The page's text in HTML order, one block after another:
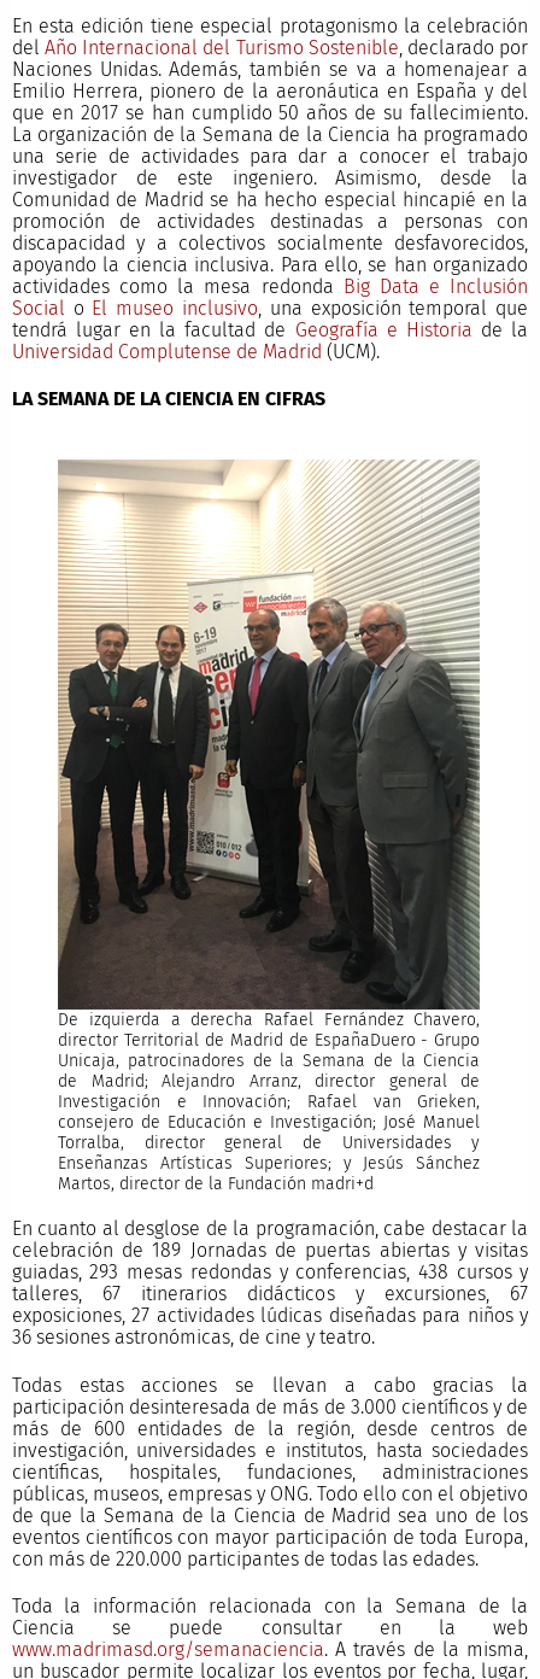
En esta edición tiene especial protagonismo la celebración
del Año Internacional del Turismo Sostenible, declarado por
Naciones Unidas. Además, también se va a homenajear a
Emilio Herrera, pionero de la aeronáutica en España y del
que en 2017 se han cumplido 50 años de su fallecimiento.
La organización de la Semana de la Ciencia ha programado
una serie de actividades para dar a conocer el trabajo
investigador de este ingeniero. Asimismo, desde la
Comunidad de Madrid se ha hecho especial hincapié en la
promoción de actividades destinadas a personas con
discapacidad y a colectivos socialmente desfavorecidos,
apoyando la ciencia inclusiva. Para ello, se han organizado
actividades como la mesa redonda Big Data e Inclusión
Social o El museo inclusivo, una exposición temporal que
tendrá lugar en la facultad de Geografía e Historia de la
Universidad Complutense de Madrid (UCM).
LA SEMANA DE LA CIENCIA EN CIFRAS
De izquierda a derecha Rafael Fernández Chavero,
director Territorial de Madrid de EspañaDuero - Grupo
Unicaja, patrocinadores de la Semana de la Ciencia
de Madrid; Alejandro Arranz, director general de
Investigación e Innovación; Rafael van Grieken,
consejero de Educación e Investigación; José Manuel
Torralba, director general de Universidades y
Enseñanzas Artísticas Superiores; y Jesús Sánchez
Martos, director de la Fundación madri+d
En cuanto al desglose de la programación, cabe destacar la
celebración de 189 Jornadas de puertas abiertas y visitas
guiadas, 293 mesas redondas y conferencias, 438 cursos y
talleres, 67 itinerarios didácticos y excursiones, 67
exposiciones, 27 actividades lúdicas diseñadas para niños y
36 sesiones astronómicas, de cine y teatro.
Todas estas acciones se llevan a cabo gracias la
participación desinteresada de más de 3.000 científicos y de
más de 600 entidades de la región, desde centros de
investigación, universidades e institutos, hasta sociedades
científicas, hospitales, fundaciones, administraciones
públicas, museos, empresas y ONG. Todo ello con el objetivo
de que la Semana de la Ciencia de Madrid sea uno de los
eventos científicos con mayor participación de toda Europa,
con más de 220.000 participantes de todas las edades.
Toda la información relacionada con la Semana de la
Ciencia se puede consultar en la web
www.madrimasd.org/semanaciencia. A través de la misma,
un buscador permite localizar los eventos por fecha, lugar,